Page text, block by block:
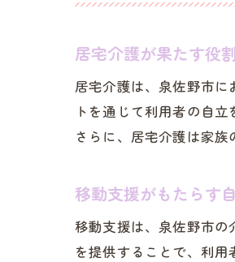
居宅介護が果たす役
居宅介護は、泉佐野市
トを通じて利用者の自
さらに、居宅介護は家
移動支援がもたらす
移動支援は、泉佐野市
を提供することで、利